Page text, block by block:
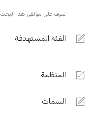
تعرف على مؤلفي هذا البحث
الفئة المستهدفة
المنظمة
السمات